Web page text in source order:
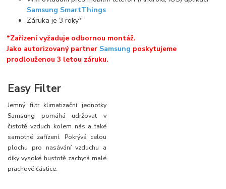
Samsung SmartThings
Záruka je 3 roky*
*Zařízení vyžaduje odbornou montáž.
Jako autorizovaný partner Samsung poskytujeme
prodlouženou 3 letou záruku.
Easy Filter
Jemný filtr klimatizační jednotky
Samsung pomáhá udržovat v
čistotě vzduch kolem nás a také
samotné zařízení. Pokrývá celou
plochu pro nasávání vzduchu a
díky vysoké hustotě zachytá malé
prachové částice.